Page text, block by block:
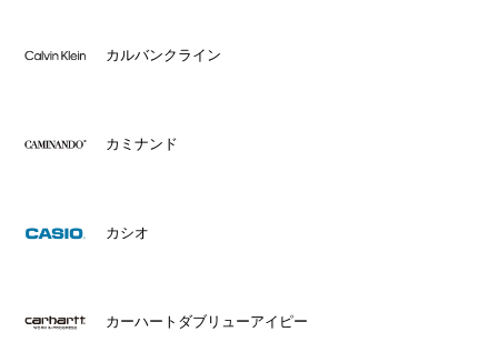
カルバンクライン
カミナンド
カシオ
カーハートダブリューアイピー